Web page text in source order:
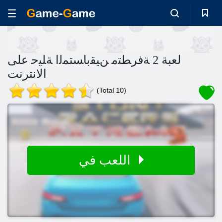
لعبة 2 ﺔﻓﺮﻄﺘﻣ ﻦﻴﻘﺑﺎﺴﺘﻤﻟﺍ ﺔﻠﻴﺣ على
الانترنت
(Total 10)